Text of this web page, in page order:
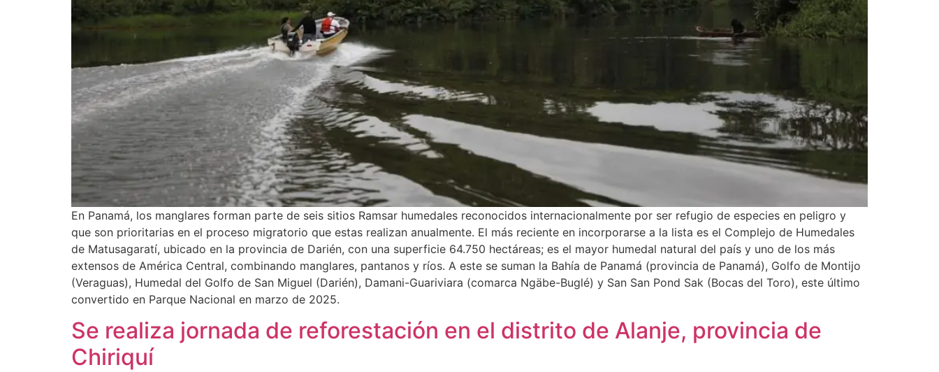
En Panamá, los manglares forman parte de seis sitios Ramsar humedales reconocidos internacionalmente por ser refugio de especies en peligro y
que son prioritarias en el proceso migratorio que estas realizan anualmente. El más reciente en incorporarse a la lista es el Complejo de Humedales
de Matusagaratí, ubicado en la provincia de Darién, con una superficie 64.750 hectáreas; es el mayor humedal natural del país y uno de los más
extensos de América Central, combinando manglares, pantanos y ríos. A este se suman la Bahía de Panamá (provincia de Panamá), Golfo de Montijo
(Veraguas), Humedal del Golfo de San Miguel (Darién), Damani-Guariviara (comarca Ngäbe-Buglé) y San San Pond Sak (Bocas del Toro), este último
convertido en Parque Nacional en marzo de 2025.
Se realiza jornada de reforestación en el distrito de Alanje, provincia de
Chiriquí